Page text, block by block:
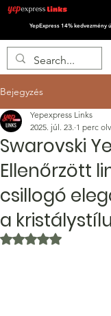
YepExpress 14% kedvezmény
Bejegyzés
Swarovski
Ellenőrzött
csillogó
a
Yepexpress Links
2025. júl. 23. 1 perc
NaN csillagot